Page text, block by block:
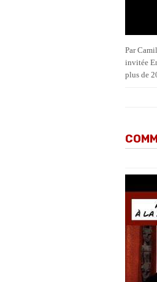
Par
invitée
plus de